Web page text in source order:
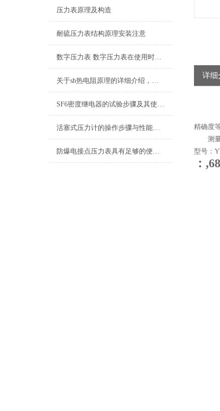
压力表原理及构造
耐硫压力表结构原理安装注意
数字压力表 数字压力表在使用时应注意的地方
关于sh热电阻原理的详细介绍，记得收藏哦
SF6密度继电器的试验步骤及其使用注意事项
活塞式压力计的操作步骤与性能特点
防爆电接点压力表具有足够的便携性，方便操作人员进行测试和调整
详细
精确度
测量
型号：
：